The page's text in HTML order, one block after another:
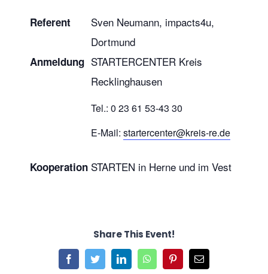
Referent
Sven Neumann, impacts4u,
Dortmund
Anmeldung STARTERCENTER Kreis
Recklinghausen
Tel.: 0 23 61 53-43 30
E-Mail: startercenter@kreis-re.de
Kooperation STARTEN in Herne und im Vest
Share This Event!
FacebookTwitterLinkedInWhatsAppPinterestE-
Mail